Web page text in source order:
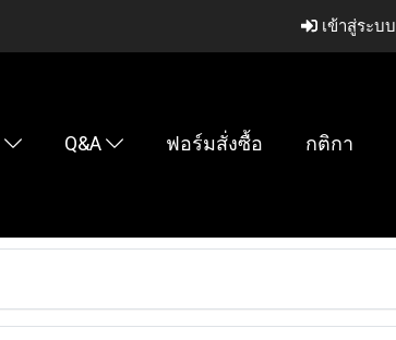
เข้าสู่ระบบ
Q&A ฟอร์มสั่งซื้อ กติกา